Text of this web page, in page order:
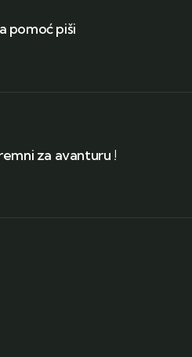
pomoć piši
za avanturu !